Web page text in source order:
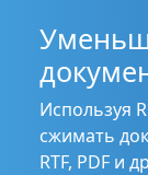
Используя
сжимать
RTF, PDF и